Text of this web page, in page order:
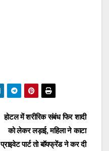
होटल में शरीरिक संबंध फिर शादी
को लेकर लड़ाई, महिला ने काटा
प्राइवेट पार्ट तो बॉयफ्रेंड ने कर दी